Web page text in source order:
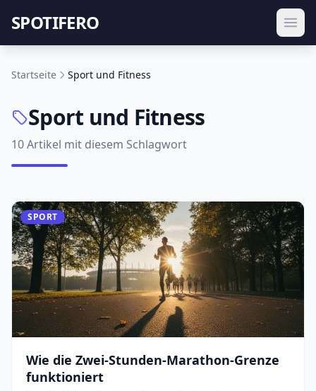
SPOTIFERO
Startseite Sport und Fitness
Sport und Fitness
10 Artikel mit diesem Schlagwort
SPORT
Wie die Zwei-Stunden-Marathon-Grenze
funktioniert